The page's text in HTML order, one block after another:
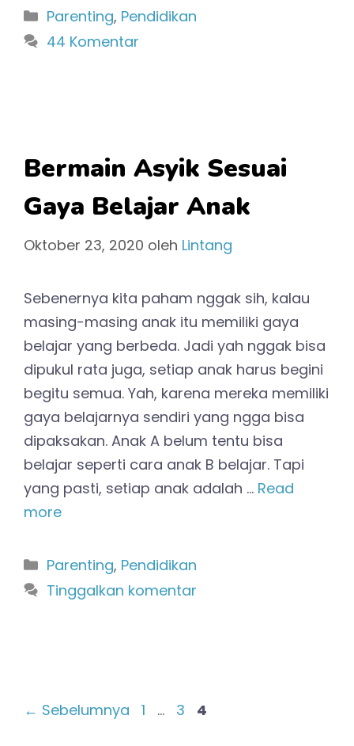
Kategori
Parenting, Pendidikan
44 Komentar
Bermain Asyik Sesuai
Gaya Belajar Anak
Oktober 23, 2020 oleh Lintang
Sebenernya kita paham nggak sih, kalau
masing-masing anak itu memiliki gaya
belajar yang berbeda. Jadi yah nggak bisa
dipukul rata juga, setiap anak harus begini
begitu semua. Yah, karena mereka memiliki
gaya belajarnya sendiri yang ngga bisa
dipaksakan. Anak A belum tentu bisa
belajar seperti cara anak B belajar. Tapi
yang pasti, setiap anak adalah … Read
more
Kategori
Parenting, Pendidikan
Tinggalkan komentar
← Sebelumnya Halaman
1 … Halaman
3 Halaman
4